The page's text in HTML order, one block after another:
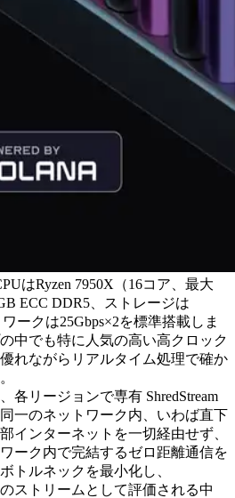
はRyzen 7950X（16コア、最大
ECC DDR5、ストレージは
ークは25Gbps×2を標準搭載しま
中でも特に人気の高い高クロック
れながらリアルタイム処理で確か
各リージョンで専有 ShredStream
一のネットワーク内、いわば直下
インターネットを一切経由せず、
ーク内で完結するゼロ距離通信を
トルネックを最小化し、
のストリームとして評価される中